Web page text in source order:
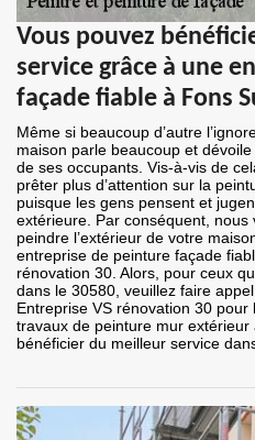
Vous pouvez
service grâce à une
façade fiable à Fons
Même si beaucoup d’autre
maison parle beaucoup et
de ses occupants. Vis-à-vis de
prêter plus d’attention sur la
puisque les gens pensent et
extérieure. Par conséquent, nous
peindre l’extérieur de votre
entreprise de peinture façade
rénovation 30. Alors, pour ceux
dans le 30580, veuillez faire
Entreprise VS rénovation 30
travaux de peinture mur extérieur
bénéficier du meilleur service